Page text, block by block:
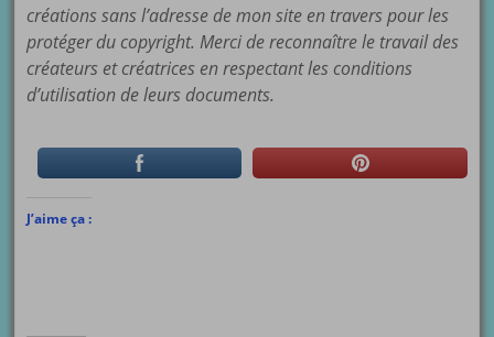
créations sans l’adresse de mon site en travers pour les
protéger du copyright. Merci de reconnaître le travail des
créateurs et créatrices en respectant les conditions
d’utilisation de leurs documents.
J’aime ça :